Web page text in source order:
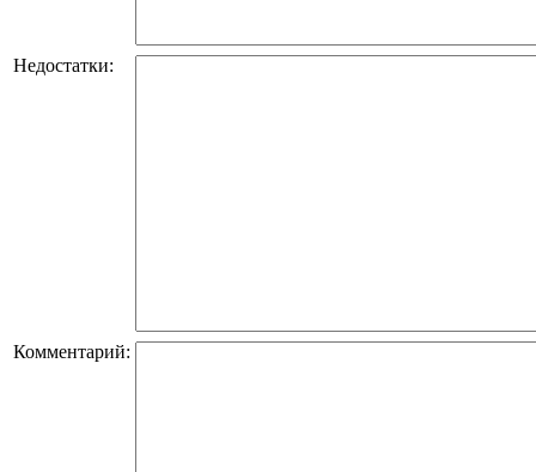
Недостатки:
Комментарий: